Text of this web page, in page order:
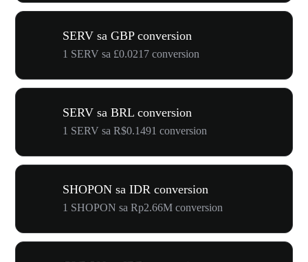
SERV sa GBP conversion
1 SERV sa £0.0217 conversion
SERV sa BRL conversion
1 SERV sa R$0.1491 conversion
SHOPON sa IDR conversion
1 SHOPON sa Rp2.66M conversion